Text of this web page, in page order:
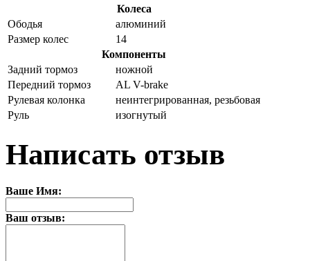
Колеса
Ободья
алюминий
Размер колес
14
Компоненты
Задний тормоз
ножной
Передний тормоз
AL V-brake
Рулевая колонка
неинтегрированная, резьбовая
Руль
изогнутый
Написать отзыв
Ваше Имя:
Ваш отзыв: